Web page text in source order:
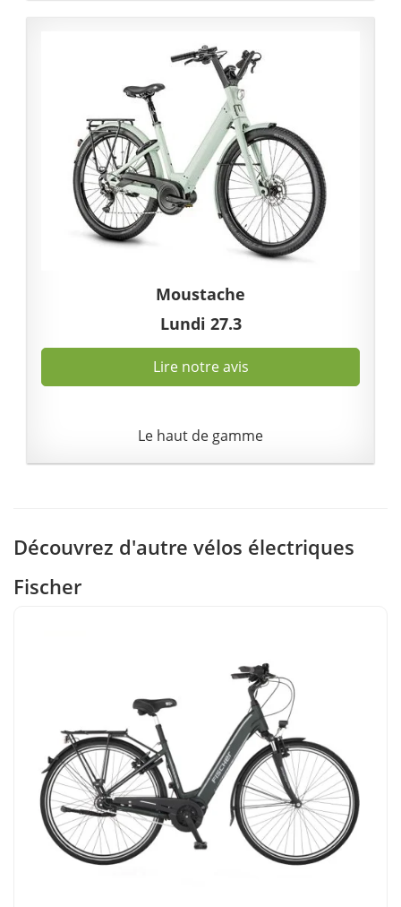
Moustache
Lundi 27.3
Lire notre avis
Le haut de gamme
Découvrez d'autre vélos électriques
Fischer